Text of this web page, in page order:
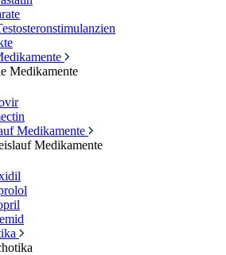
Medikamente
Medikamente
Medikamente